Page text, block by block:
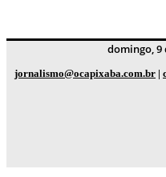
domingo, 9
jornalismo@ocapixaba.com.br |